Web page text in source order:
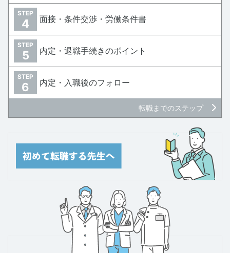
STEP
4 面接・条件交渉・労働条件書
STEP
5 内定・退職手続きのポイント
STEP
6 内定・入職後のフォロー
転職までのステップ